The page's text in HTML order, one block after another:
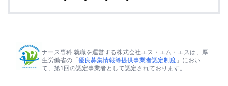
ナース専科 就職を運営する株式会社エス・エム・エスは、厚
生労働省の「優良募集情報等提供事業者認定制度 」におい
て、第1回の認定事業者として認定されております。